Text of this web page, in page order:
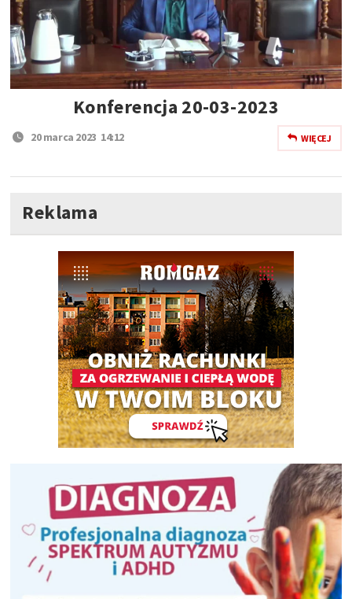
Konferencja 20-03-2023
20 marca 2023 14:12 WIĘCEJ
Reklama